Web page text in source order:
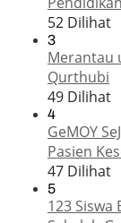
52 Dilihat
3
Merantau
Qurthubi
49 Dilihat
4
GeMOY
Pasien
47 Dilihat
5
123 Siswa